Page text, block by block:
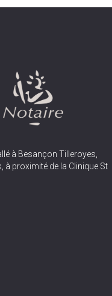
à Besançon Tilleroyes,
à proximité de la Clinique St